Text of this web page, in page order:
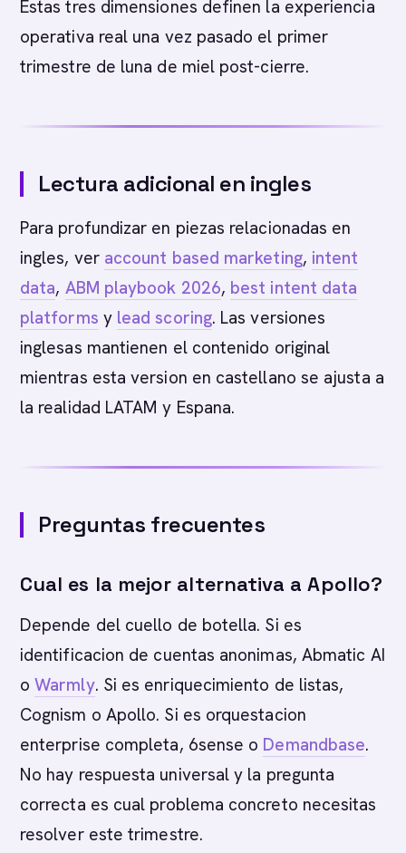
Estas tres dimensiones definen la experiencia
operativa real una vez pasado el primer
trimestre de luna de miel post-cierre.
Lectura adicional en ingles
Para profundizar en piezas relacionadas en
ingles, ver account based marketing, intent
data, ABM playbook 2026, best intent data
platforms y lead scoring. Las versiones
inglesas mantienen el contenido original
mientras esta version en castellano se ajusta a
la realidad LATAM y Espana.
Preguntas frecuentes
Cual es la mejor alternativa a Apollo?
Depende del cuello de botella. Si es
identificacion de cuentas anonimas, Abmatic AI
oWarmly. Si es enriquecimiento de listas,
Cognism o Apollo. Si es orquestacion
enterprise completa, 6sense o Demandbase.
No hay respuesta universal y la pregunta
correcta es cual problema concreto necesitas
resolver este trimestre.